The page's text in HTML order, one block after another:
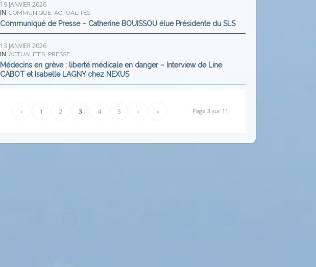
19 JANVIER 2026
IN COMMUNIQUE,ACTUALITÉS
Communiqué de Presse – Catherine BOUISSOU élue Présidente du SLS
13 JANVIER 2026
IN ACTUALITÉS, PRESSE
Médecins en grève : liberté médicale en danger – Interview de Line
CABOT et Isabelle LAGNY chez NEXUS
Page 3 sur 11
‹ 1 2 3 4 5 › »